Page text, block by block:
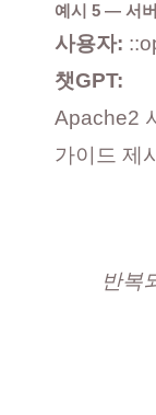
예시 5 — 서
사용자:
챗GPT:
Apache2
가이드 제시
반복